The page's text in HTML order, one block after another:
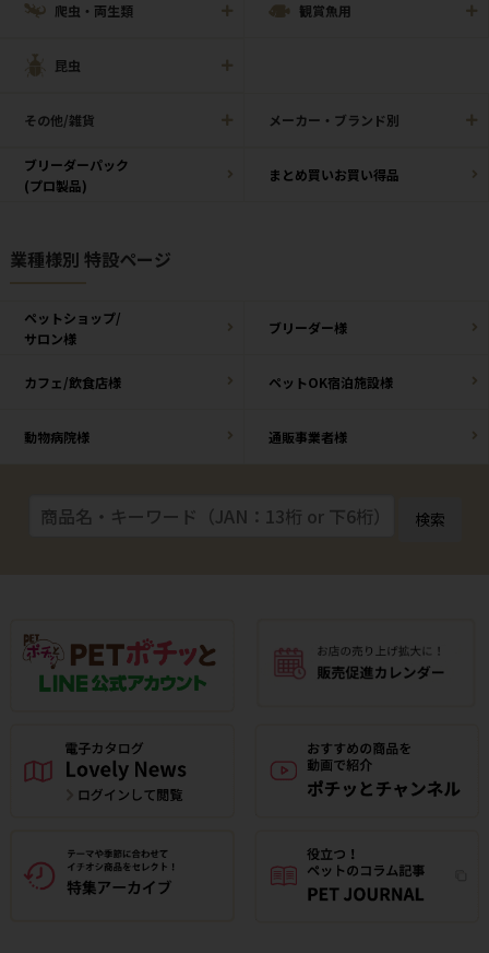
爬虫・両生類 観賞魚用
昆虫
その他/雑貨 メーカー・ブランド別
ブリーダーパック
(プロ製品)
まとめ買いお買い得品
業種様別 特設ページ
ペットショップ/
サロン様
ブリーダー様
カフェ/飲食店様 ペットOK宿泊施設様
動物病院様 通販事業者様
検索